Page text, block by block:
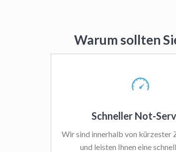
Warum sollten
Schneller Not-
Wir sind innerhalb von kürzester
und leisten Ihnen eine